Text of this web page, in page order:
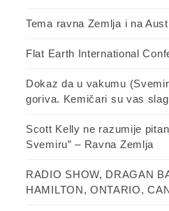
Tema ravna Zemlja i na
Flat Earth International
Dokaz da u vakumu
goriva. Kemičari su vas
Scott Kelly ne razumije
Svemiru” – Ravna Zemlja
RADIO SHOW, DRAGAN
HAMILTON, ONTARIO,